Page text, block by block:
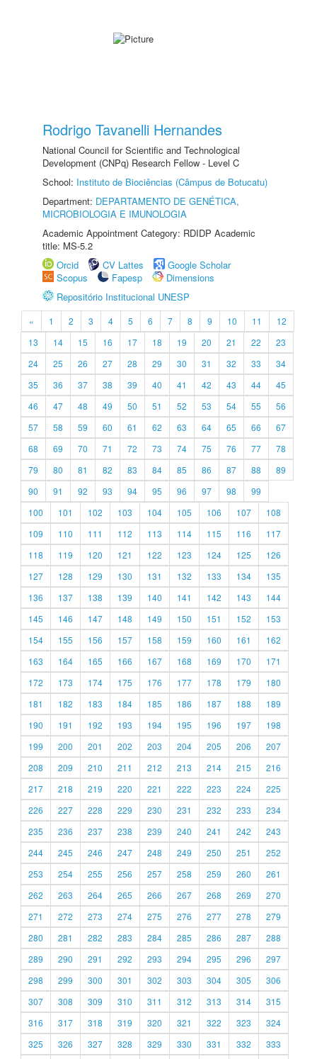
Rodrigo Tavanelli Hernandes
National Council for Scientific and Technological
Development (CNPq) Research Fellow - Level C
School: Instituto de Biociências (Câmpus de Botucatu)
Department: DEPARTAMENTO DE GENÉTICA,
MICROBIOLOGIA E IMUNOLOGIA
Academic Appointment Category: RDIDP Academic
title: MS-5.2
Orcid
CV Lattes
Google Scholar
Scopus
Fapesp
Dimensions
Repositório Institucional UNESP
« 1 2 3 4 5 6 7 8 9 10 11
12
13
14 15 16 17 18 19 20 21 22
23
24
25 26 27 28 29 30 31 32 33
34
35
36 37 38 39 40 41 42 43 44
45
46
47 48 49 50 51 52 53 54 55
56
57
58 59 60 61 62 63 64 65 66
67
68
69 70 71 72 73 74 75 76 77
78
79
80 81 82 83 84 85 86 87 88
89
90
91 92 93 94 95 96 97 98
99
100
101 102 103 104 105 106 107
108
109
110 111 112 113 114 115 116
117
118
119 120 121 122 123 124 125
126
127
128 129 130 131 132 133 134
135
136
137 138 139 140 141 142 143
144
145
146 147 148 149 150 151 152
153
154
155 156 157 158 159 160 161
162
163
164 165 166 167 168 169 170
171
172
173 174 175 176 177 178 179
180
181
182 183 184 185 186 187 188
189
190
191 192 193 194 195 196 197
198
199
200 201 202 203 204 205 206
207
208
209 210 211 212 213 214 215
216
217
218 219 220 221 222 223 224
225
226
227 228 229 230 231 232 233
234
235
236 237 238 239 240 241 242
243
244
245 246 247 248 249 250 251
252
253
254 255 256 257 258 259 260
261
262
263 264 265 266 267 268 269
270
271
272 273 274 275 276 277 278
279
280
281 282 283 284 285 286 287
288
289
290 291 292 293 294 295 296
297
298
299 300 301 302 303 304 305
306
307
308 309 310 311 312 313 314
315
316
317 318 319 320 321 322 323
324
325
326 327 328 329 330 331 332 333